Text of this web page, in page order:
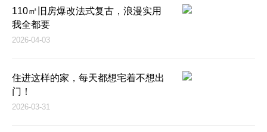
110㎡旧房爆改法式复古，浪漫实用
我全都要
2026-04-03
住进这样的家，每天都想宅着不想出
门！
2026-03-31